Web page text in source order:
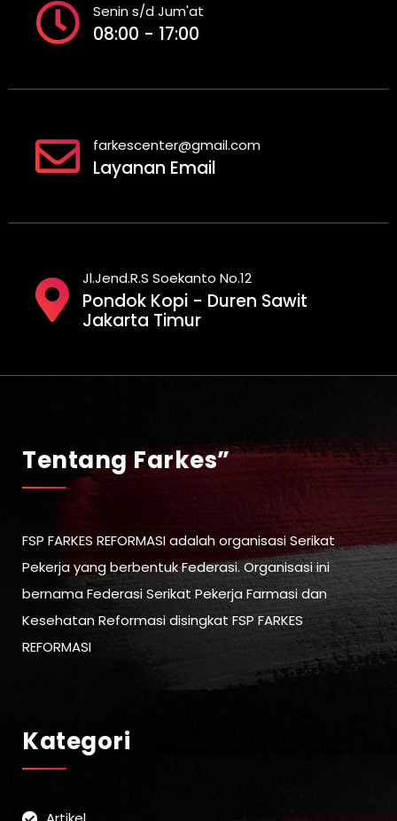
Senin s/d Jum'at
08:00 - 17:00
farkescenter@gmail.com
Layanan Email
Jl.Jend.R.S Soekanto No.12
Pondok Kopi - Duren Sawit
Jakarta Timur
Tentang Farkes”
FSP FARKES REFORMASI adalah organisasi Serikat
Pekerja yang berbentuk Federasi. Organisasi ini
bernama Federasi Serikat Pekerja Farmasi dan
Kesehatan Reformasi disingkat FSP FARKES
REFORMASI
Kategori